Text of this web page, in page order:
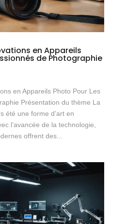
en Appareils
de Photographie
en Appareils Photo Pour Les
Présentation du thème La
été une forme d’art en
l’avancée de la technologie,
offrent des...